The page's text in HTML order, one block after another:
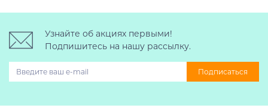
Узнайте об акциях первыми!
Подпишитесь на нашу рассылку.
Подписаться